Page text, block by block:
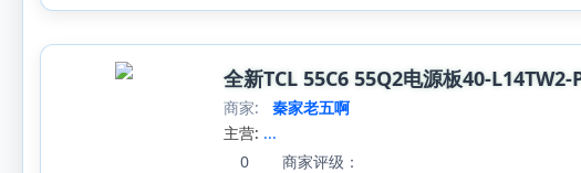
全新TCL 55C6 55Q2电源板40-
商家:
秦家老五啊
主营: ...
0
商家评级：